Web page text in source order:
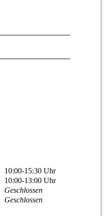
10:00-15:30 Uhr
10:00-13:00 Uhr
Geschlossen
Geschlossen